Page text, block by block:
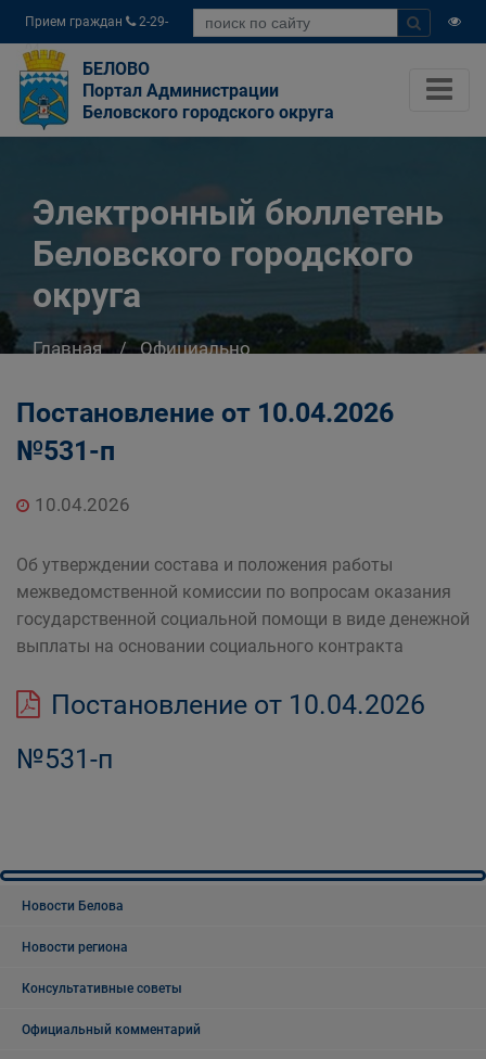
Прием граждан
2-29-
04
БЕЛОВО
Портал Администрации
Беловского городского округа
Электронный бюллетень
Беловского городского
округа
Главная
Официально
Постановление от 10.04.2026
№531-п
10.04.2026
Об утверждении состава и положения работы
межведомственной комиссии по вопросам оказания
государственной социальной помощи в виде денежной
выплаты на основании социального контракта
Постановление от 10.04.2026
№531-п
Новости Белова
Новости региона
Консультативные советы
Официальный комментарий